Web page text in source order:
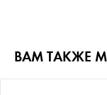
ВАМ ТАКЖЕ